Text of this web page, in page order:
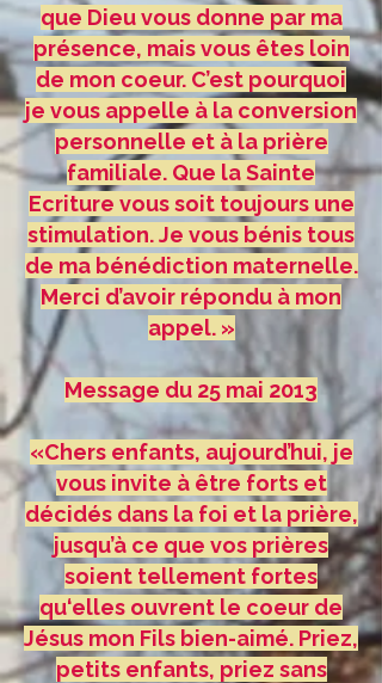
que Dieu vous donne par ma
présence, mais vous êtes loin
de mon coeur. C’est pourquoi
je vous appelle à la conversion
personnelle et à la prière
familiale. Que la Sainte
Ecriture vous soit toujours une
stimulation. Je vous bénis tous
de ma bénédiction maternelle.
Merci d’avoir répondu à mon
appel. »
Message du 25 mai 2013
«Chers enfants, aujourd’hui, je
vous invite à être forts et
décidés dans la foi et la prière,
jusqu’à ce que vos prières
soient tellement fortes
qu‘elles ouvrent le coeur de
Jésus mon Fils bien-aimé. Priez,
petits enfants, priez sans